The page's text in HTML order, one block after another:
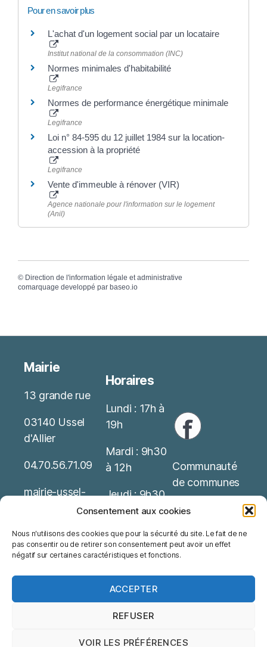
Consentement aux cookies
Nous n'utilisons des cookies que pour la sécurité du site. Le fait de ne
pas consentir ou de retirer son consentement peut avoir un effet
négatif sur certaines caractéristiques et fonctions.
ACCEPTER
REFUSER
VOIR LES PRÉFÉRENCES
Pour en savoir plus
L'achat d'un logement social par un locataire
Institut national de la consommation (INC)
Normes minimales d'habitabilité
Legifrance
Normes de performance énergétique minimale
Legifrance
Loi n° 84-595 du 12 juillet 1984 sur la location-
accession à la propriété
Legifrance
Vente d'immeuble à rénover (VIR)
Agence nationale pour l'information sur le logement
(Anil)
© Direction de l'information légale et administrative
comarquage developpé par baseo.io
Mairie
13 grande rue
03140 Ussel
d'Allier
04.70.56.71.09
mairie-ussel-
allier(at)wanado
Mentions
Horaires
Lundi : 17h à
19h
Mardi : 9h30
à 12h
Jeudi : 9h30
à 12h
Possibilité de
rendez-vous
Communauté
de communes
Service Public
Office de
tourisme
Ussel d'Allier